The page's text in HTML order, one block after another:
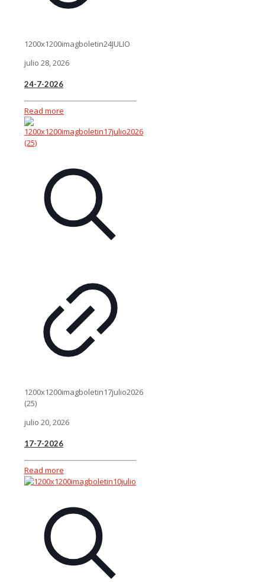
1200x1200imagboletin24JULIO
julio 28, 2026
24-7-2026
Read more
1200x1200imagboletin17julio2026
(25)
julio 20, 2026
17-7-2026
Read more